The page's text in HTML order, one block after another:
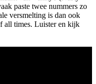
paste twee nummers zo
versmelting is dan ook
all times. Luister en kijk